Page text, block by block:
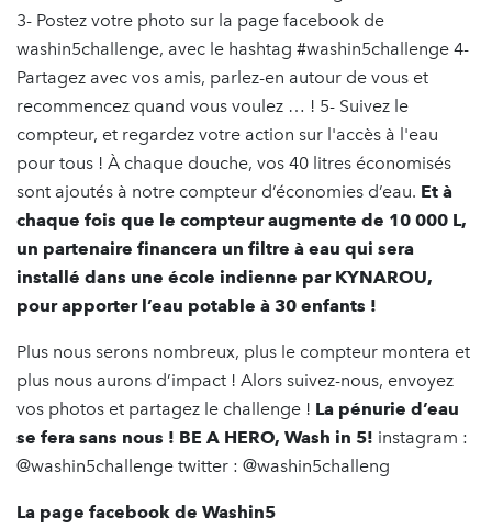
3- Postez votre photo sur la page facebook de
washin5challenge, avec le hashtag #washin5challenge 4-
Partagez avec vos amis, parlez-en autour de vous et
recommencez quand vous voulez … ! 5- Suivez le
compteur, et regardez votre action sur l'accès à l'eau
pour tous ! À chaque douche, vos 40 litres économisés
sont ajoutés à notre compteur d’économies d’eau. Et à
chaque fois que le compteur augmente de 10 000 L,
un partenaire financera un filtre à eau qui sera
installé dans une école indienne par KYNAROU,
pour apporter l’eau potable à 30 enfants !
Plus nous serons nombreux, plus le compteur montera et
plus nous aurons d’impact ! Alors suivez-nous, envoyez
vos photos et partagez le challenge ! La pénurie d’eau
se fera sans nous ! BE A HERO, Wash in 5! instagram :
@washin5challenge twitter : @washin5challeng
La page facebook de Washin5